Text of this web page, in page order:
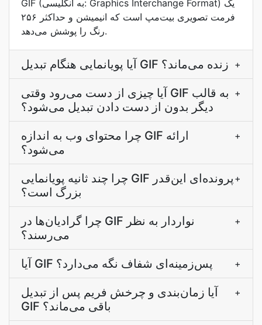
GIF (به انگلیسی: Graphics Interchange Format) یک
فرمت تصویری بیت‌مپ است که انیمیشن و حداکثر ۲۵۶
رنگ را پوشش می‌دهد.
آیا پویانمایی هنگام تبدیل GIF زنده می‌ماند؟ +
آیا چیزی از دست می‌رود وقتی GIF به قالب
دیگر بدون از دست دادن تبدیل می‌شود؟
+
چرا محتوای وب به اندازه GIF ارائه
می‌شود؟
+
چرا چند ثانیه پویانمایی GIF پرونده‌ای این‌قدر
بزرگ است؟
+
چرا گرادیان‌ها در GIF نواردار به نظر
می‌رسند؟
+
آیا GIF پس‌زمینه‌ای شفاف نگه می‌دارد؟ +
آیا زمان‌بندی و چرخش فریم پس از تبدیل
GIF باقی می‌ماند؟
+